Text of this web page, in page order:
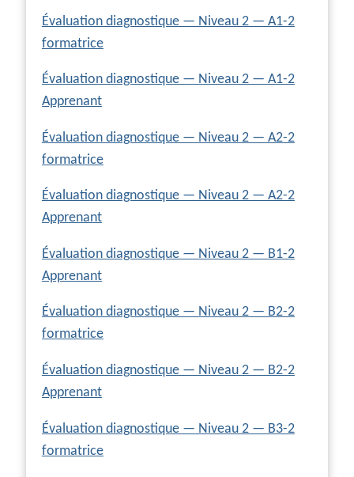
Évaluation diagnostique — Niveau 2 — A1-2
formatrice
Évaluation diagnostique — Niveau 2 — A1-2
Apprenant
Évaluation diagnostique — Niveau 2 — A2-2
formatrice
Évaluation diagnostique — Niveau 2 — A2-2
Apprenant
Évaluation diagnostique — Niveau 2 — B1-2
Apprenant
Évaluation diagnostique — Niveau 2 — B2-2
formatrice
Évaluation diagnostique — Niveau 2 — B2-2
Apprenant
Évaluation diagnostique — Niveau 2 — B3-2
formatrice